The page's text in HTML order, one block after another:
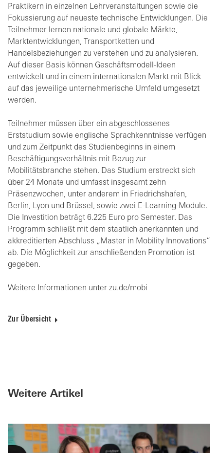
Praktikern in einzelnen Lehrveranstaltungen sowie die
Fokussierung auf neueste technische Entwicklungen. Die
Teilnehmer lernen nationale und globale Märkte,
Marktentwicklungen, Transportketten und
Handelsbeziehungen zu verstehen und zu analysieren.
Auf dieser Basis können Geschäftsmodell-Ideen
entwickelt und in einem internationalen Markt mit Blick
auf das jeweilige unternehmerische Umfeld umgesetzt
werden.
Teilnehmer müssen über ein abgeschlossenes
Erststudium sowie englische Sprachkenntnisse verfügen
und zum Zeitpunkt des Studienbeginns in einem
Beschäftigungsverhältnis mit Bezug zur
Mobilitätsbranche stehen. Das Studium erstreckt sich
über 24 Monate und umfasst insgesamt zehn
Präsenzwochen, unter anderem in Friedrichshafen,
Berlin, Lyon und Brüssel, sowie zwei E-Learning-Module.
Die Investition beträgt 6.225 Euro pro Semester. Das
Programm schließt mit dem staatlich anerkannten und
akkreditierten Abschluss „Master in Mobility Innovations“
ab. Die Möglichkeit zur anschließenden Promotion ist
gegeben.
Weitere Informationen unter zu.de/mobi
Zur Übersicht
Weitere Artikel